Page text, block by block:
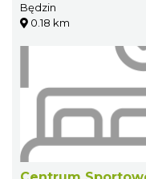
Będzin
0.18 km